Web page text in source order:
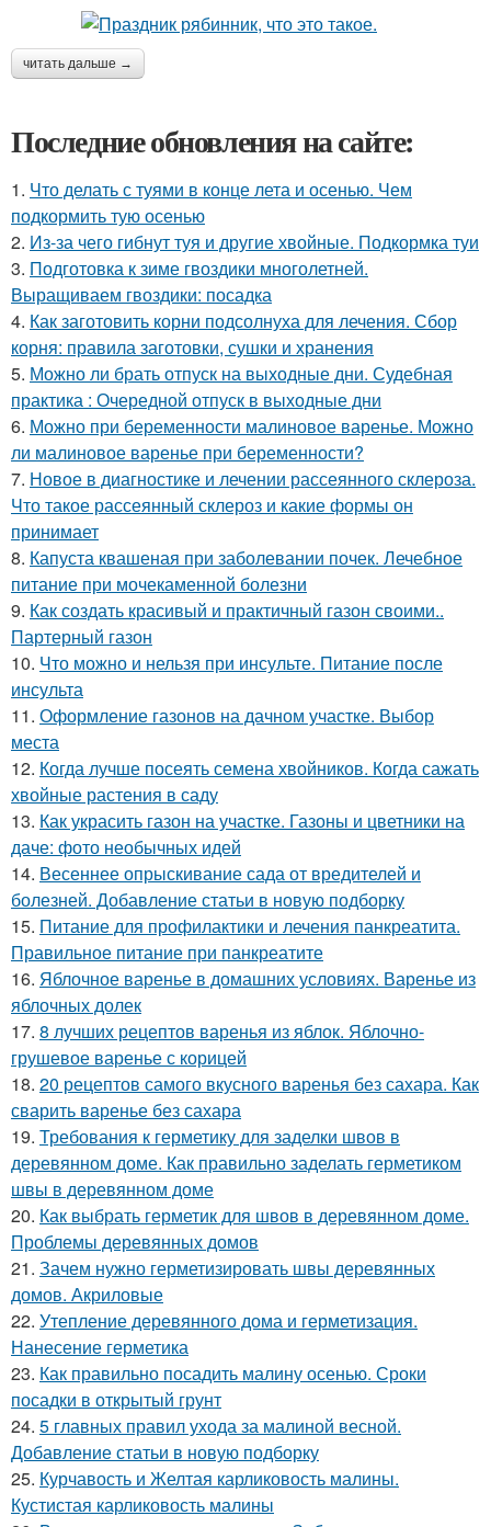
читать дальше →
Последние обновления на сайте:
1. Что делать с туями в конце лета и осенью. Чем
подкормить тую осенью
2. Из-за чего гибнут туя и другие хвойные. Подкормка туи
3. Подготовка к зиме гвоздики многолетней.
Выращиваем гвоздики: посадка
4. Как заготовить корни подсолнуха для лечения. Сбор
корня: правила заготовки, сушки и хранения
5. Можно ли брать отпуск на выходные дни. Судебная
практика : Очередной отпуск в выходные дни
6. Можно при беременности малиновое варенье. Можно
ли малиновое варенье при беременности?
7. Новое в диагностике и лечении рассеянного склероза.
Что такое рассеянный склероз и какие формы он
принимает
8. Капуста квашеная при заболевании почек. Лечебное
питание при мочекаменной болезни
9. Как создать красивый и практичный газон своими..
Партерный газон
10. Что можно и нельзя при инсульте. Питание после
инсульта
11. Оформление газонов на дачном участке. Выбор
места
12. Когда лучше посеять семена хвойников. Когда сажать
хвойные растения в саду
13. Как украсить газон на участке. Газоны и цветники на
даче: фото необычных идей
14. Весеннее опрыскивание сада от вредителей и
болезней. Добавление статьи в новую подборку
15. Питание для профилактики и лечения панкреатита.
Правильное питание при панкреатите
16. Яблочное варенье в домашних условиях. Варенье из
яблочных долек
17. 8 лучших рецептов варенья из яблок. Яблочно-
грушевое варенье с корицей
18. 20 рецептов самого вкусного варенья без сахара. Как
сварить варенье без сахара
19. Требования к герметику для заделки швов в
деревянном доме. Как правильно заделать герметиком
швы в деревянном доме
20. Как выбрать герметик для швов в деревянном доме.
Проблемы деревянных домов
21. Зачем нужно герметизировать швы деревянных
домов. Акриловые
22. Утепление деревянного дома и герметизация.
Нанесение герметика
23. Как правильно посадить малину осенью. Сроки
посадки в открытый грунт
24. 5 главных правил ухода за малиной весной.
Добавление статьи в новую подборку
25. Курчавость и Желтая карликовость малины.
Кустистая карликовость малины